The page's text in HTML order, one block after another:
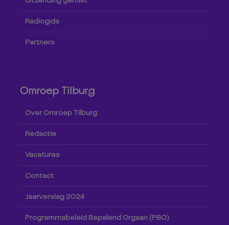
Radiogids
Partners
Omroep Tilburg
Over Omroep Tilburg
Redactie
Vacatures
Contact
Jaarverslag 2024
Programmabeleid Bepalend Orgaan (PBO)